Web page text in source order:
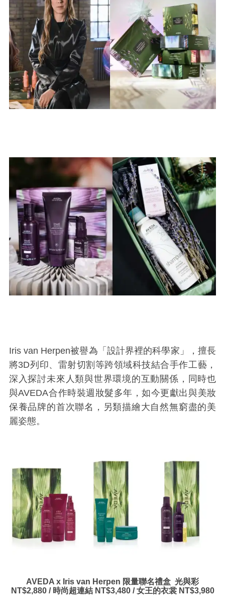
Iris van Herpen被譽為「設計界裡的科學家」，擅長
將3D列印、雷射切割等跨領域科技結合手作工藝，
深入探討未來人類與世界環境的互動關係，同時也
與AVEDA合作時裝週妝髮多年，如今更獻出與美妝
保養品牌的首次聯名，另類描繪大自然無窮盡的美
麗姿態。
AVEDA x Iris van Herpen 限量聯名禮盒 光與彩
NT$2,880 / 時尚超連結 NT$3,480 / 女王的衣裳 NT$3,980